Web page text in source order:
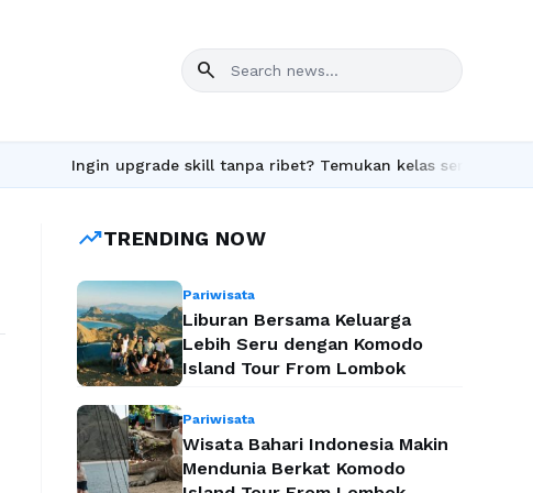
search
Ingin upgrade skill tanpa ribet? Temukan kelas seru dan materi
trending_upTRENDING NOW
Pariwisata
Liburan Bersama Keluarga
Lebih Seru dengan Komodo
Island Tour From Lombok
Pariwisata
Wisata Bahari Indonesia Makin
Mendunia Berkat Komodo